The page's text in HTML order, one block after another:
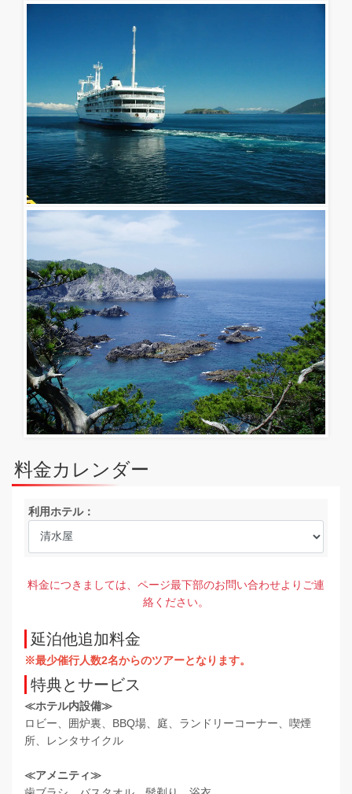
料金カレンダー
利用ホテル：
料金につきましては、ページ最下部のお問い合わせよりご連
絡ください。
延泊他追加料金
※最少催行人数2名からのツアーとなります。
特典とサービス
≪ホテル内設備≫
ロビー、囲炉裏、BBQ場、庭、ランドリーコーナー、喫煙
所、レンタサイクル
≪アメニティ≫